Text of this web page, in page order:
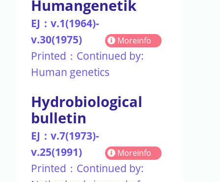
Humangenetik
EJ：v.1(1964)-
v.30(1975)
Moreinfo
Printed：Continued by:
Human genetics
Hydrobiological
bulletin
EJ：v.7(1973)-
v.25(1991)
Moreinfo
Printed：Continued by: